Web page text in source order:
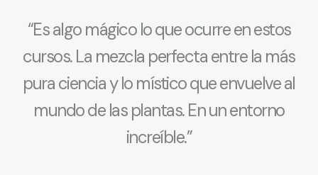
“Es algo mágico lo que ocurre en estos
cursos. La mezcla perfecta entre la más
pura ciencia y lo místico que envuelve al
mundo de las plantas. En un entorno
increíble.”